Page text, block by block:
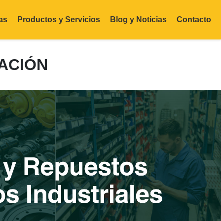
Productos y Servicios Blog y Noticias Contacto